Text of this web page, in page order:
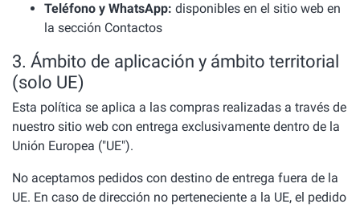
Teléfono y WhatsApp: disponibles en el sitio web en
la sección Contactos
3. Ámbito de aplicación y ámbito territorial
(solo UE)
Esta política se aplica a las compras realizadas a través de
nuestro sitio web con entrega exclusivamente dentro de la
Unión Europea ("UE").
No aceptamos pedidos con destino de entrega fuera de la
UE. En caso de dirección no perteneciente a la UE, el pedido